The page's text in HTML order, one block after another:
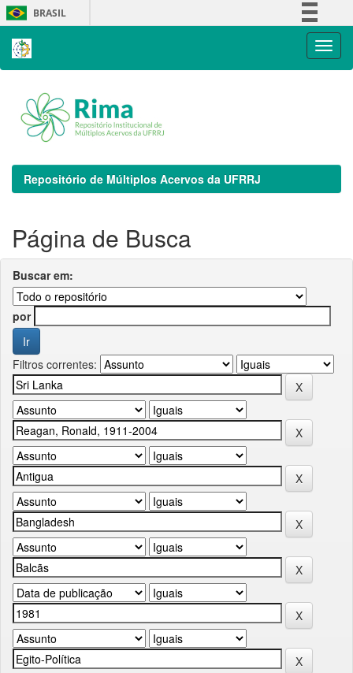
Skip
navigation
BRASIL
Repositório de Múltiplos Acervos da UFRRJ
Página de Busca
Buscar em:
por
Filtros correntes: